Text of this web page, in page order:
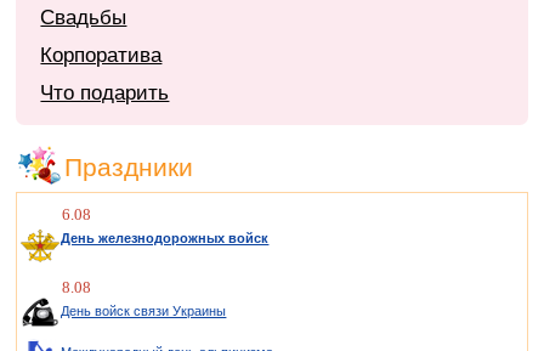
Свадьбы
Корпоратива
Что подарить
Праздники
6.08
День железнодорожных войск
8.08
День войск связи Украины